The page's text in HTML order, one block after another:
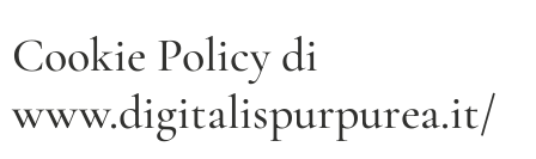
Cookie Policy di
www.digitalispurpurea.it/